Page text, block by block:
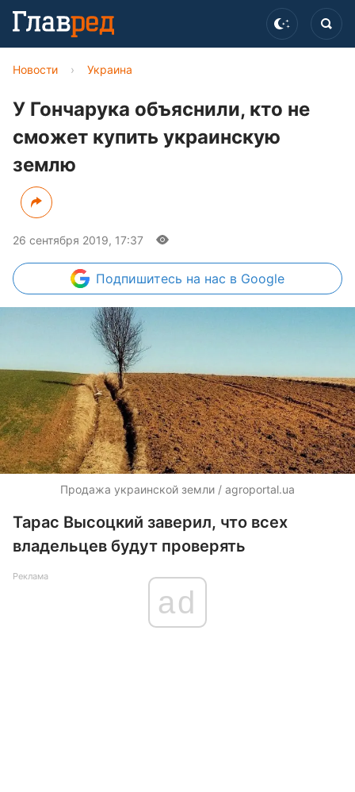
Новости › Украина
У Гончарука объяснили, кто не
сможет купить украинскую
землю
26 сентября 2019, 17:37
Подпишитесь на нас в Google
Продажа украинской земли / agroportal.ua
Тарас Высоцкий заверил, что всех
владельцев будут проверять
Реклама
ad